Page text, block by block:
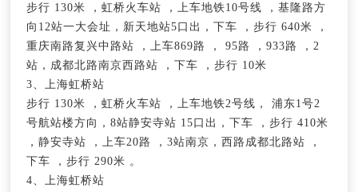
步行 130米 ，虹桥火车站 ，上车地铁10号线 ，基隆路方
向12站一大会址，新天地站5口出，下车 ，步行 640米 ，
重庆南路复兴中路站 ，上车869路 ， 95路 ，933路 ，2
站，成都北路南京西路站 ，下车 ，步行 10米
3、上海虹桥站
步行 130米 ，虹桥火车站 ，上车地铁2号线， 浦东1号2
号航站楼方向，8站静安寺站 15口出，下车 ，步行 410米
，静安寺站 ，上车20路 ，3站南京，西路成都北路站 ，
下车 ，步行 290米 。
4、上海虹桥站